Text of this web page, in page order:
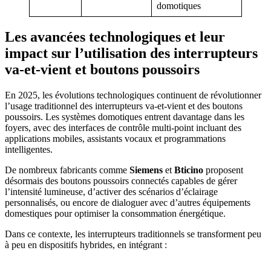
domotiques
Les avancées technologiques et leur
impact sur l’utilisation des interrupteurs
va-et-vient et boutons poussoirs
En 2025, les évolutions technologiques continuent de révolutionner
l’usage traditionnel des interrupteurs va-et-vient et des boutons
poussoirs. Les systèmes domotiques entrent davantage dans les
foyers, avec des interfaces de contrôle multi-point incluant des
applications mobiles, assistants vocaux et programmations
intelligentes.
De nombreux fabricants comme Siemens et Bticino proposent
désormais des boutons poussoirs connectés capables de gérer
l’intensité lumineuse, d’activer des scénarios d’éclairage
personnalisés, ou encore de dialoguer avec d’autres équipements
domestiques pour optimiser la consommation énergétique.
Dans ce contexte, les interrupteurs traditionnels se transforment peu
à peu en dispositifs hybrides, en intégrant :